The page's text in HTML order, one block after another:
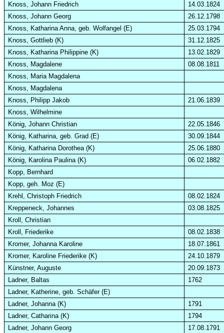
Knoss, Johann Friedrich
14.03.1824
Knoss, Johann Georg
26.12.1798
Knoss, Katharina Anna, geb. Wolfangel (E)
25.03.1794
Knoss, Gottlieb (K)
31.12.1825
Knoss, Katharina Philippine (K)
13.02.1829
Knoss, Magdalene
08.08.1811
Knoss, Maria Magdalena
Knoss, Magdalena
Knoss, Philipp Jakob
21.06.1839
Knoss, Wilhelmine
König, Johann Christian
22.05.1846
König, Katharina, geb. Grad (E)
30.09.1844
König, Katharina Dorothea (K)
25.06.1880
König, Karolina Paulina (K)
06.02.1882
Kopp, Bernhard
Kopp, geh. Moz (E)
Krehl , Christoph Friedrich
08.02.1824
Kreppeneck, Johannes
03.08.1825
Kroll , Christian
Kroll , Friederike
08.02.1838
Kromer, Johanna Karoline
18.07.1861
Kromer, Karoline Friederike (K)
24.10.1879
Künstner, Auguste
20.09.1873
Ladner, Baltas
1762
Ladner, Katherine, geb. Schäfer (E)
Ladner, Johanna (K)
1791
Ladner, Catharina (K)
1794
Ladner, Johann Georg
17.08.1791